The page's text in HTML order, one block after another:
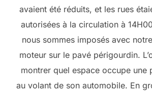
avaient été réduits, et les rues
autorisées à la circulation à
nous sommes imposés avec
moteur sur le pavé périgourdin.
montrer quel espace occupe une
au volant de son automobile. En